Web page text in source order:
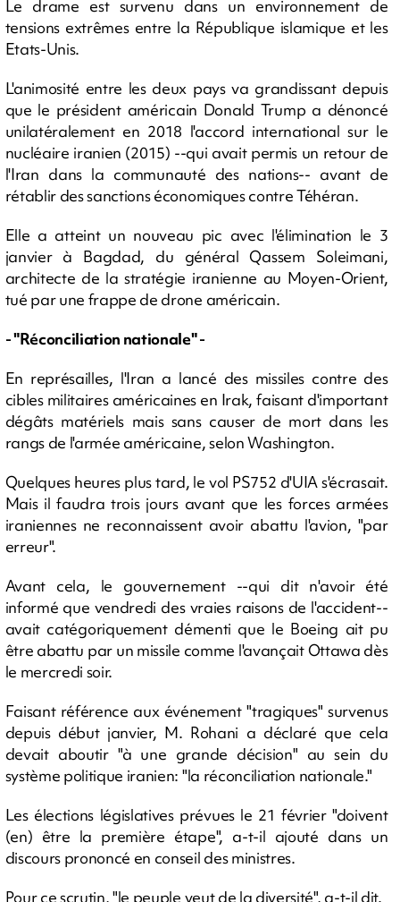
Le drame est survenu dans un environnement de
tensions extrêmes entre la République islamique et les
Etats-Unis.
L'animosité entre les deux pays va grandissant depuis
que le président américain Donald Trump a dénoncé
unilatéralement en 2018 l'accord international sur le
nucléaire iranien (2015) --qui avait permis un retour de
l'Iran dans la communauté des nations-- avant de
rétablir des sanctions économiques contre Téhéran.
Elle a atteint un nouveau pic avec l'élimination le 3
janvier à Bagdad, du général Qassem Soleimani,
architecte de la stratégie iranienne au Moyen-Orient,
tué par une frappe de drone américain.
- "Réconciliation nationale" -
En représailles, l'Iran a lancé des missiles contre des
cibles militaires américaines en Irak, faisant d'important
dégâts matériels mais sans causer de mort dans les
rangs de l'armée américaine, selon Washington.
Quelques heures plus tard, le vol PS752 d'UIA s'écrasait.
Mais il faudra trois jours avant que les forces armées
iraniennes ne reconnaissent avoir abattu l'avion, "par
erreur".
Avant cela, le gouvernement --qui dit n'avoir été
informé que vendredi des vraies raisons de l'accident--
avait catégoriquement démenti que le Boeing ait pu
être abattu par un missile comme l'avançait Ottawa dès
le mercredi soir.
Faisant référence aux événement "tragiques" survenus
depuis début janvier, M. Rohani a déclaré que cela
devait aboutir "à une grande décision" au sein du
système politique iranien: "la réconciliation nationale."
Les élections législatives prévues le 21 février "doivent
(en) être la première étape", a-t-il ajouté dans un
discours prononcé en conseil des ministres.
Pour ce scrutin, "le peuple veut de la diversité", a-t-il dit.